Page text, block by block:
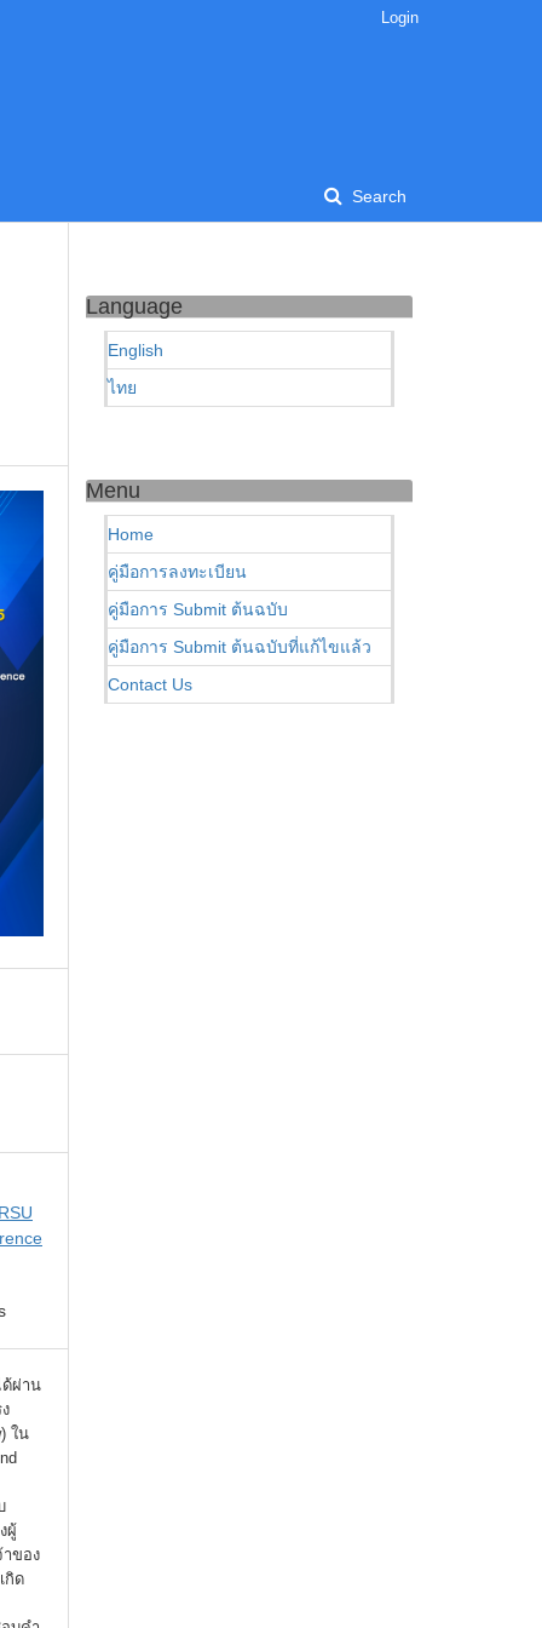
Search
Login
ด้ผ่าน
ใน
ผู้
าของ
กิด
Language
English
ไทย
Menu
Home
คู่มือการลงทะเบียน
คู่มือการ Submit ต้นฉบับ
คู่มือการ Submit ต้นฉบับที่แก้ไขแล้ว
Contact Us